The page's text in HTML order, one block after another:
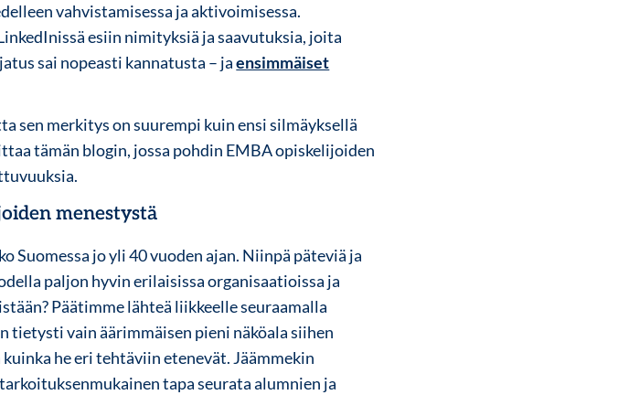
vahvistamisessa ja aktivoimisessa.
esiin nimityksiä ja saavutuksia, joita
sai nopeasti kannatusta – jaensimmäiset
sen merkitys on suurempi kuin ensi silmäyksellä
tämän blogin, jossa pohdin EMBA opiskelijoiden
menestystä
Suomessa jo yli 40 vuoden ajan. Niinpä päteviä ja
paljon hyvin erilaisissa organisaatioissa ja
Päätimme lähteä liikkeelle seuraamalla
tietysti vain äärimmäisen pieni näköala siihen
he eri tehtäviin etenevät. Jäämmekin
tapa seurata alumnien ja